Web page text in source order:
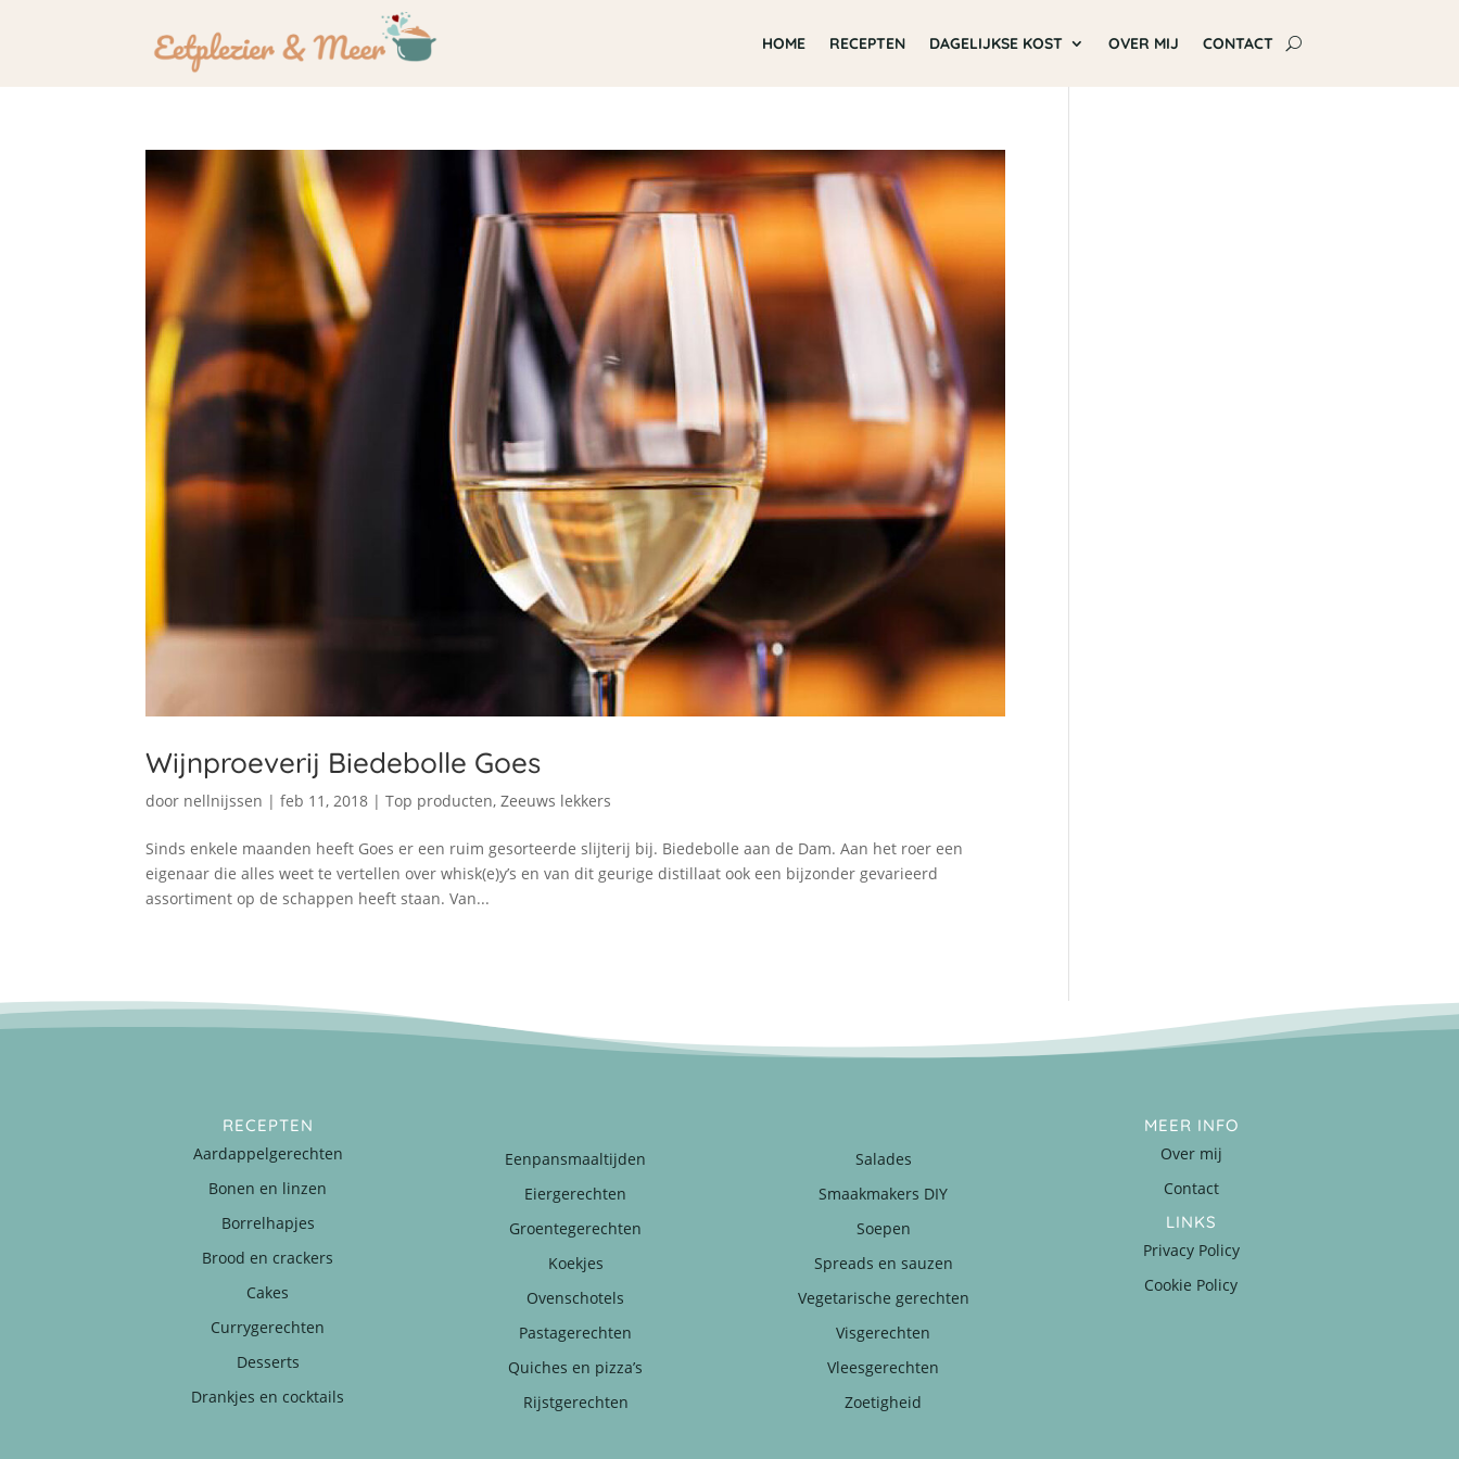
HOME RECEPTEN DAGELIJKSE KOST OVER MIJ CONTACT
Wijnproeverij Biedebolle Goes
door nellnijssen |feb 11, 2018 |Top producten,Zeeuws lekkers
Sinds enkele maanden heeft Goes er een ruim gesorteerde slijterij bij. Biedebolle aan de Dam. Aan het roer een
eigenaar die alles weet te vertellen over whisk(e)y’s en van dit geurige distillaat ook een bijzonder gevarieerd
assortiment op de schappen heeft staan. Van...
RECEPTEN
Aardappelgerechten
Bonen en linzen
Borrelhapjes
Brood en crackers
Cakes
Currygerechten
Desserts
Drankjes en cocktails
Eenpansmaaltijden
Eiergerechten
Groentegerechten
Koekjes
Ovenschotels
Pastagerechten
Quiches en pizza’s
Rijstgerechten
Salades
Smaakmakers DIY
Soepen
Spreads en sauzen
Vegetarische gerechten
Visgerechten
Vleesgerechten
Zoetigheid
MEER INFO
Over mij
Contact
LINKS
Privacy Policy
Cookie Policy